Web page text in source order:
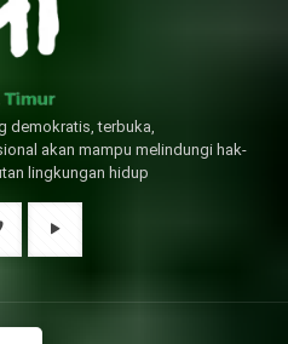
demokratis, terbuka,
akan mampu melindungi hak-
lingkungan hidup